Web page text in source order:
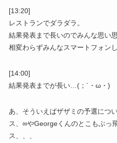
[13:20]
レストランでダラダラ。
結果発表まで長いのでみんな思い
相変わらずみんなスマートフォン
[14:00]
結果発表までが長い…(；´・ω・)
あ、そういえばザザミの予選につ
ス、∞やGeorgeくんのとこもぶっ
ス、、、